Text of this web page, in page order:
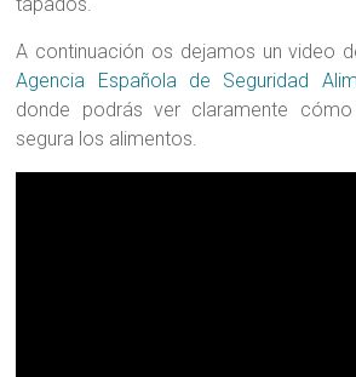
A continuación os dejamos un video
Agencia Española de Seguridad
donde podrás ver claramente
segura los alimentos.